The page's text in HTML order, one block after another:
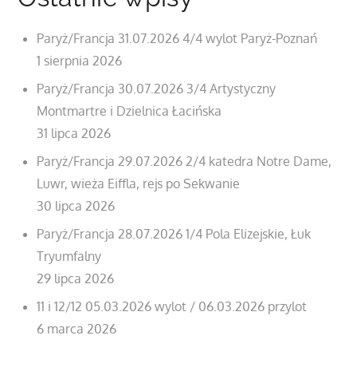
Paryż/Francja 31.07.2026 4/4 wylot Paryż-Poznań
1 sierpnia 2026
Paryż/Francja 30.07.2026 3/4 Artystyczny
Montmartre i Dzielnica Łacińska
31 lipca 2026
Paryż/Francja 29.07.2026 2/4 katedra Notre Dame,
Luwr, wieża Eiffla, rejs po Sekwanie
30 lipca 2026
Paryż/Francja 28.07.2026 1/4 Pola Elizejskie, Łuk
Tryumfalny
29 lipca 2026
11 i 12/12 05.03.2026 wylot / 06.03.2026 przylot
6 marca 2026